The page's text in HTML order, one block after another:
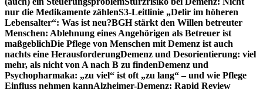
nur die Medikamente zählenS3-Leitlinie „Delir im höheren
Lebensalter“: Was ist neu?BGH stärkt den Willen betreuter
Menschen: Ablehnung eines Angehörigen als Betreuer ist
maßgeblichDie Pflege von Menschen mit Demenz ist auch
nachts eine HerausforderungDemenz und Desorientierung: viel
mehr, als nicht von A nach B zu findenDemenz und
Psychopharmaka: „zu viel“ ist oft „zu lang“ – und wie Pflege
Einfluss nehmen kannAlzheimer-Demenz: Rapid Review